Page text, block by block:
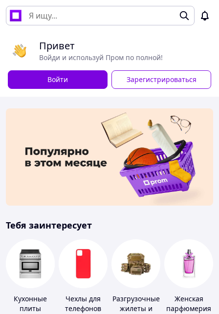
Привет
Войди и используй Пром по полной!
Войти Зарегистрироваться
Тебя заинтересует
Кухонные
плиты
Чехлы для
телефонов
Разгрузочные
жилеты и
Женская
парфюмерия